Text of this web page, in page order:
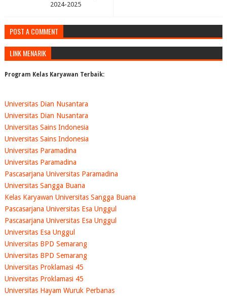
2024-2025
POST A COMMENT
LINK MENARIK
Program Kelas Karyawan Terbaik:
Universitas Dian Nusantara
Universitas Dian Nusantara
Universitas Sains Indonesia
Universitas Sains Indonesia
Universitas Paramadina
Universitas Paramadina
Pascasarjana Universitas Paramadina
Universitas Sangga Buana
Kelas Karyawan Universitas Sangga Buana
Pascasarjana Universitas Esa Unggul
Pascasarjana Universitas Esa Unggul
Universitas Esa Unggul
Universitas BPD Semarang
Universitas BPD Semarang
Universitas Proklamasi 45
Universitas Proklamasi 45
Universitas Hayam Wuruk Perbanas